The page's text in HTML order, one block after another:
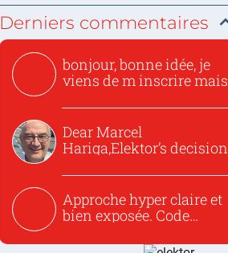
Derniers commentaires
bonjour, bonne idée, je
viens de m inscrire mais
Dear Marcel
Hariga,Elektor’s decision
Approche hyper claire et
bien exposée. Code